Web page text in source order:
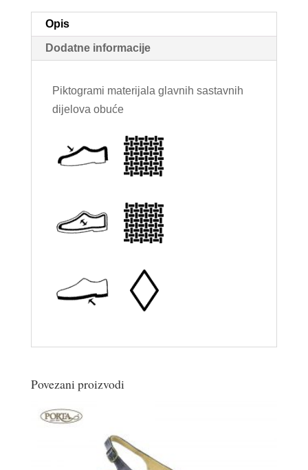
količina
Opis
Dodatne informacije
Piktogrami materijala glavnih sastavnih
dijelova obuće
Povezani proizvodi